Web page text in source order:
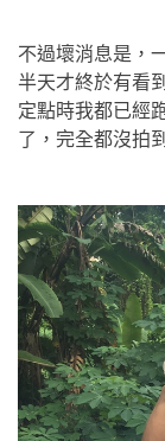
不過壞消息是，
半天才終於有看
定點時我都已經
了，完全都沒拍